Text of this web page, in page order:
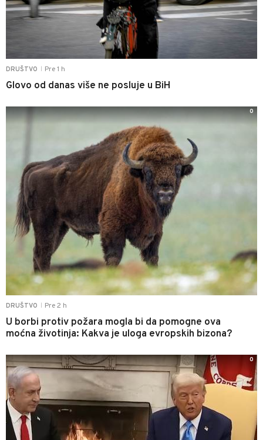
DRUŠTVO Pre 1 h
Glovo od danas više ne posluje u BiH
DRUŠTVO Pre 2 h
U borbi protiv požara mogla bi da pomogne ova
moćna životinja: Kakva je uloga evropskih bizona?
0
0